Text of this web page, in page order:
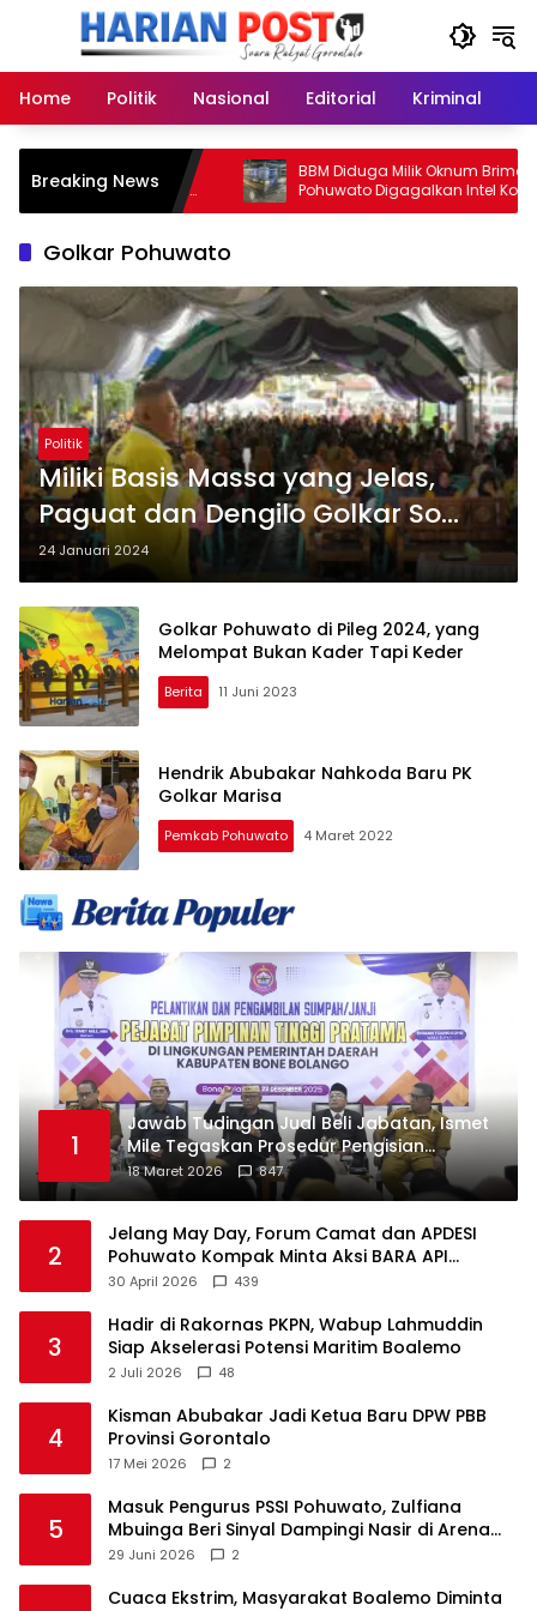
Home
Politik Nasional Editorial Kriminal
Breaking News
Iwan Mustapa
Penonaktifan Kades
BBM Diduga Milik Oknum Brimob ke
Pohuwato Digagalkan Intel Kodam
Golkar Pohuwato
Politik
Miliki Basis Massa yang Jelas,
Paguat dan Dengilo Golkar So
Gas
24 Januari 2024
Golkar Pohuwato di Pileg 2024, yang
Melompat Bukan Kader Tapi Keder
Berita 11 Juni 2023
Hendrik Abubakar Nahkoda Baru PK
Golkar Marisa
Pemkab Pohuwato 4 Maret 2022
1
Jawab Tudingan Jual Beli Jabatan, Ismet
Mile Tegaskan Prosedur Pengisian
Jabatan
18 Maret 2026 847
2
Jelang May Day, Forum Camat dan APDESI
Pohuwato Kompak Minta Aksi BARA API
Ditunda
30 April 2026 439
3
Hadir di Rakornas PKPN, Wabup Lahmuddin
Siap Akselerasi Potensi Maritim Boalemo
2 Juli 2026 48
4
Kisman Abubakar Jadi Ketua Baru DPW PBB
Provinsi Gorontalo
17 Mei 2026 2
5
Masuk Pengurus PSSI Pohuwato, Zulfiana
Mbuinga Beri Sinyal Dampingi Nasir di Arena
Politik ?
29 Juni 2026 2
Cuaca Ekstrim, Masyarakat Boalemo Diminta